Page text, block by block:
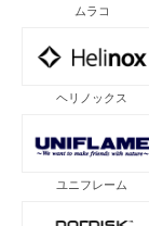
ムラコ
ヘリノックス
ユニフレーム